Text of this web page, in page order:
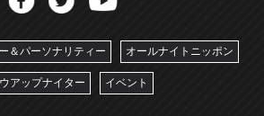
＆パーソナリティー オールナイトニッポン
アップナイター イベント